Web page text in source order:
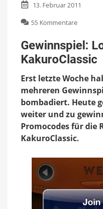
13. Februar 2011
55 Kommentare
Gewinnspiel:
KakuroClassic
Erst letzte Woche
mehreren
bombadiert. Heute
weiter und zu
Promocodes für die
KakuroClassic.